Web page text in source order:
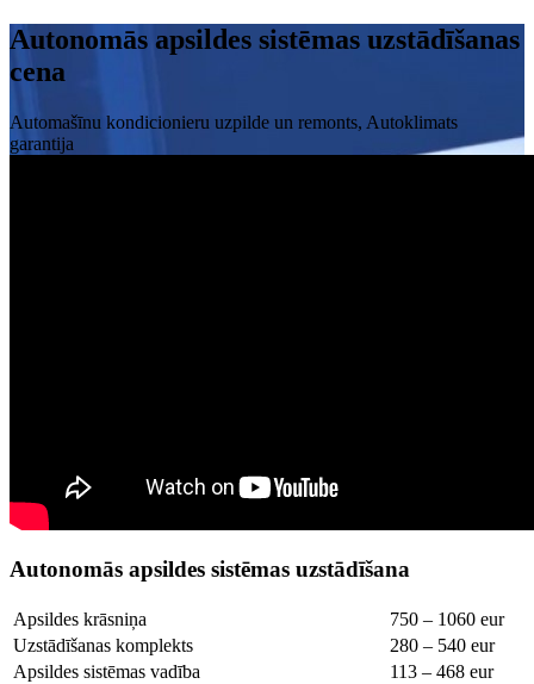
Autonomās apsildes sistēmas uzstādīšanas
cena
Automašīnu kondicionieru uzpilde un remonts, Autoklimats
garantija
Autonomās apsildes sistēmas uzstādīšana
Apsildes krāsniņa
750 – 1060 eur
Uzstādīšanas komplekts
280 – 540 eur
Apsildes sistēmas vadība
113 – 468 eur